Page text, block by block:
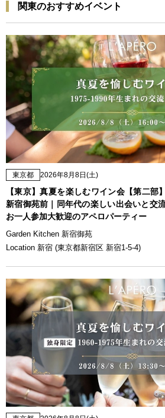
関東のおすすめイベント
東京都 2026年8月8日(土)
【東京】真夏を楽しむワイン会【第二部
新宿御苑前｜同年代の楽しい出会いと交
お一人参加大歓迎のアペロパーティー
Garden Kitchen 新宿御苑
Location 新宿 (東京都新宿区 新宿1-5-4)